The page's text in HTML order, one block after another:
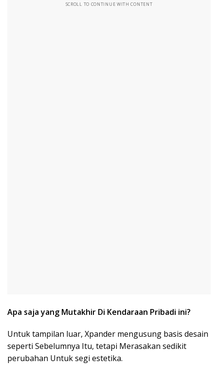
SCROLL TO CONTINUE WITH CONTENT
Apa saja yang Mutakhir Di Kendaraan Pribadi ini?
Untuk tampilan luar, Xpander mengusung basis desain
seperti Sebelumnya Itu, tetapi Merasakan sedikit
perubahan Untuk segi estetika.